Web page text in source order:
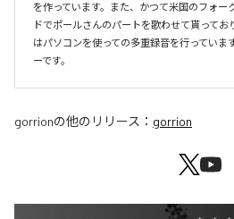
を作っています。また、かつて米国のフォー
ドでポールさんのパートを歌わせて貰って
はパソコンを使っての多重録音を行っていま
ーです。
gorrionの他のリリース： gorrion